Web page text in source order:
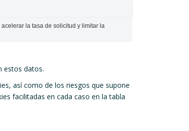
la tasa de solicitud y limitar la
estos datos.
así como de los riesgos que supone
facilitadas en cada caso en la tabla